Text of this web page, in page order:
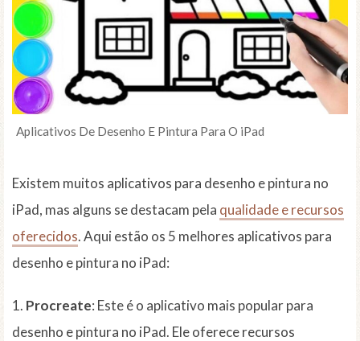
Aplicativos De Desenho E Pintura Para O iPad
Existem muitos aplicativos para desenho e pintura no
iPad, mas alguns se destacam pela qualidade e recursos
oferecidos. Aqui estão os 5 melhores aplicativos para
desenho e pintura no iPad:
1. Procreate: Este é o aplicativo mais popular para
desenho e pintura no iPad. Ele oferece recursos